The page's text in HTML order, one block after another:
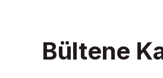
Bültene